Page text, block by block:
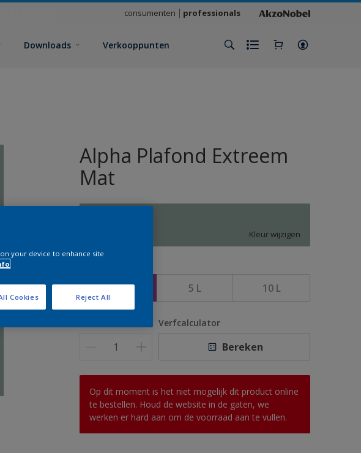
consumenten professionals
Downloads Verkooppunten
Alpha Plafond Extreem
Mat
Kleur wijzigen
2,5 L 5 L 10 L
Verfcalculator
Bereken
Op dit moment is het niet mogelijk dit product online
te bestellen. Houd de website in de gaten, we
werken er hard aan om de voorraad aan te vullen.
your device to enhance site
Reject All
Cookies